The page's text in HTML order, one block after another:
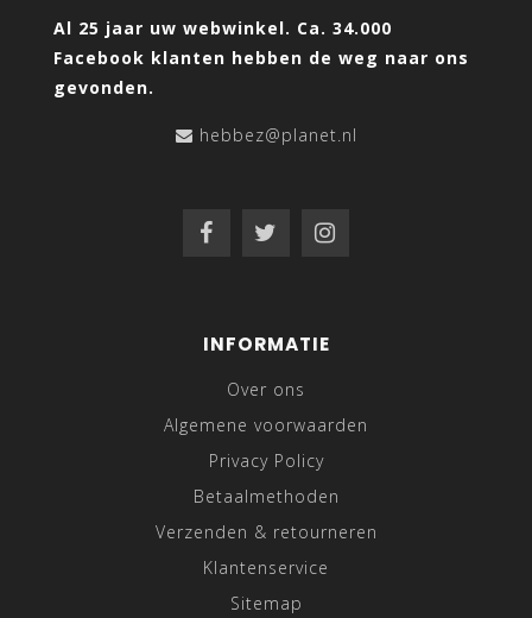
Al 25 jaar uw webwinkel. Ca. 34.000
Facebook klanten hebben de weg naar ons
gevonden.
hebbez@planet.nl
INFORMATIE
Over ons
Algemene voorwaarden
Privacy Policy
Betaalmethoden
Verzenden & retourneren
Klantenservice
Sitemap